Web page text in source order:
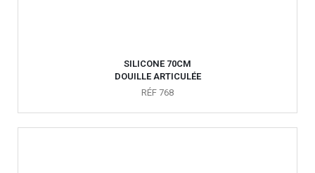
SILICONE 70CM
DOUILLE ARTICULÉE
RÉF 768